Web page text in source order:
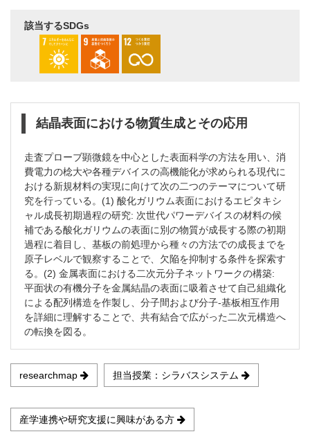
該当するSDGs
結晶表面における物質生成とその応用
走査プローブ顕微鏡を中心とした表面科学の方法を用い、消
費電力の棯大や各種デバイスの高機能化が求められる現代に
おける新規材料の実現に向けて次の二つのテーマについて研
究を行っている。(1) 酸化ガリウム表面におけるエピタキシ
ャル成長初期過程の研究: 次世代パワーデバイスの材料の候
補である酸化ガリウムの表面に別の物質が成長する際の初期
過程に着目し、基板の前処理から種々の方法での成長までを
原子レベルで観察することで、欠陥を抑制する条件を探索す
る。(2) 金属表面における二次元分子ネットワークの構築:
平面状の有機分子を金属結晶の表面に吸着させて自己組織化
による配列構造を作製し、分子間および分子-基板相互作用
を詳細に理解することで、共有結合で広がった二次元構造へ
の転換を図る。
researchmap 担当授業：シラバスシステム
産学連携や研究支援に興味がある方